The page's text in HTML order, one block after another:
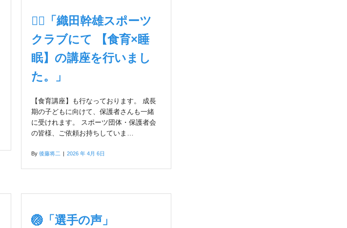
🏃‍♂️「織田幹雄スポーツ
クラブにて 【食育×睡
眠】の講座を行いまし
た。」
【食育講座】も行なっております。 成長
期の子どもに向けて、保護者さんも一緒
に受けれます。 スポーツ団体・保護者会
の皆様、ご依頼お持ちしていま…
By 後藤将二 | 2026 年 4月 6日
🏐「選手の声」